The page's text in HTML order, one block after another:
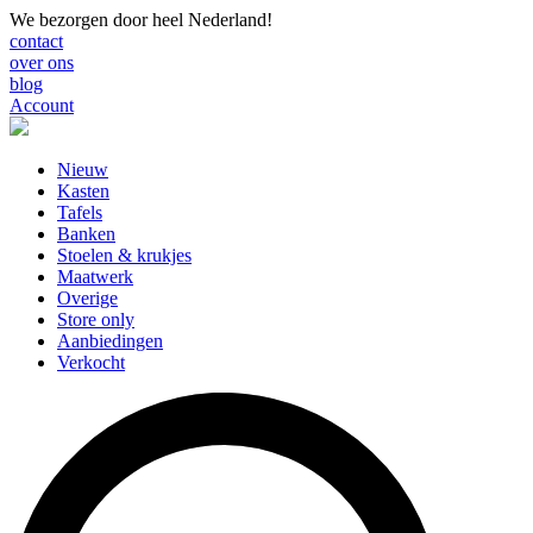
We bezorgen door heel Nederland!
contact
over ons
blog
Account
Nieuw
Kasten
Tafels
Banken
Stoelen & krukjes
Maatwerk
Overige
Store only
Aanbiedingen
Verkocht